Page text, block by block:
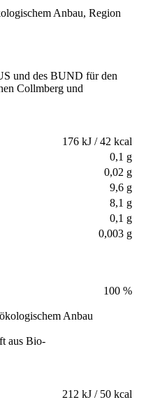
Anbau, Region
und des BUND für den
Collmberg und
176 kJ / 42 kcal
0,1 g
0,02 g
9,6 g
8,1 g
0,1 g
0,003 g
100 %
Anbau
aus Bio-
212 kJ / 50 kcal